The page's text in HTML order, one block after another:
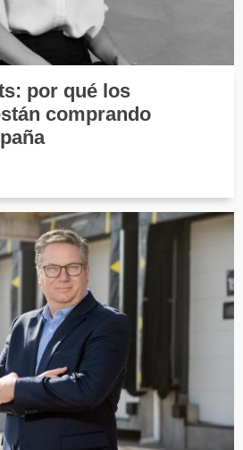
por qué los
comprando